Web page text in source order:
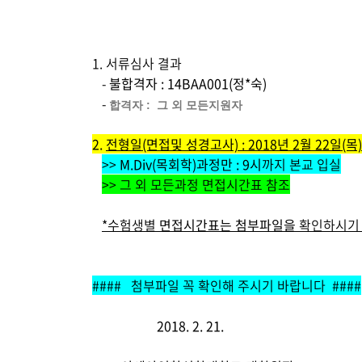
문
1. 서류심사 결과
-불합격자 : 14BAA001(정*숙)
- 합격자 : 그 외 모든지원자
2. 전형일(면접및 성경고사) : 2018년 2월 22일(목)
>> M.Div(목회학)과정만 : 9시까지 본교 입실
>> 그 외 모든과정 면접시간표 참조
*수험생별 면접시간표는 첨부파일을 확인하시
#### 첨부파일 꼭 확인해 주시기 바랍니다 ####
2018. 2. 21.